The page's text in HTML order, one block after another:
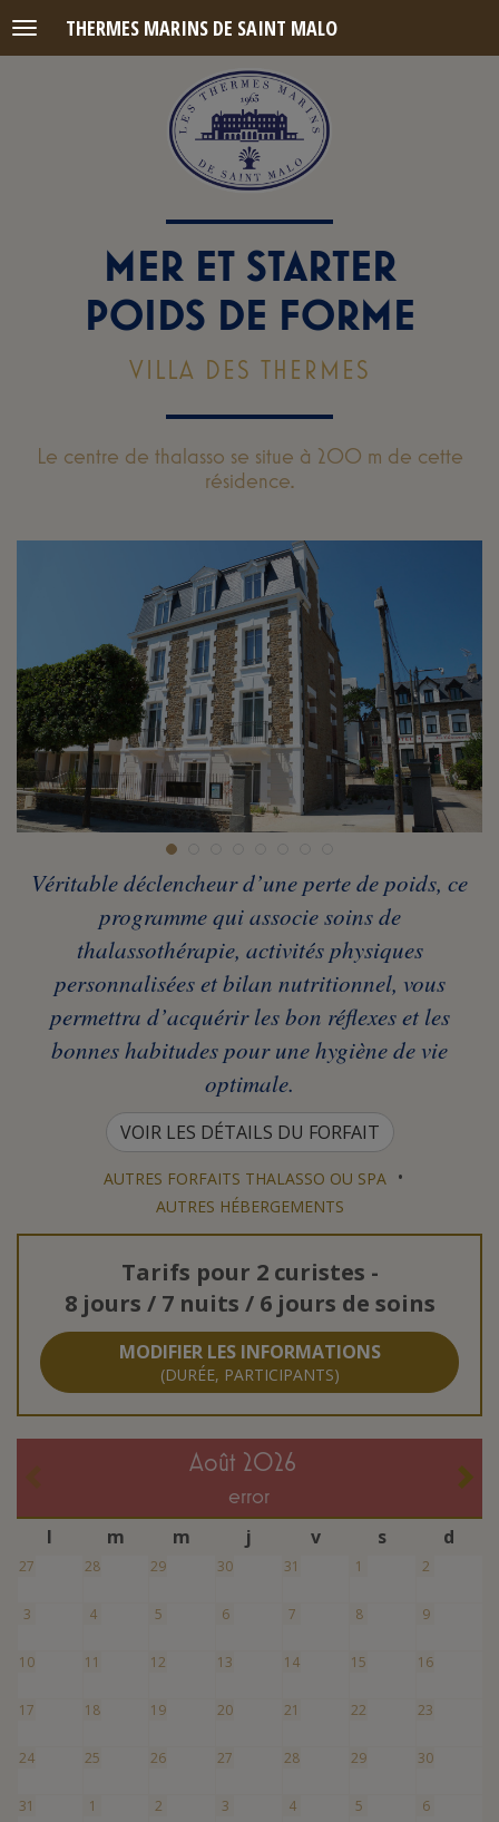
Menu THERMES MARINS DE SAINT MALO
MER ET STARTER
POIDS DE FORME
VILLA DES THERMES
Le centre de thalasso se situe à 200 m de cette
résidence.
Véritable déclencheur d’une perte de poids, ce
programme qui associe soins de
thalassothérapie, activités physiques
personnalisées et bilan nutritionnel, vous
permettra d’acquérir les bon réflexes et les
bonnes habitudes pour une hygiène de vie
optimale.
VOIR LES DÉTAILS DU FORFAIT
AUTRES FORFAITS THALASSO OU SPA •
AUTRES HÉBERGEMENTS
Tarifs pour 2 curistes -
8 jours / 7 nuits / 6 jours de soins
MODIFIER LES INFORMATIONS
(DURÉE, PARTICIPANTS)
août 2026
error
l m m j v s d
27 28 29 30 31 1 2
3 4 5 6 7 8 9
10 11 12 13 14 15 16
17 18 19 20 21 22 23
24 25 26 27 28 29 30
31 1 2 3 4 5 6